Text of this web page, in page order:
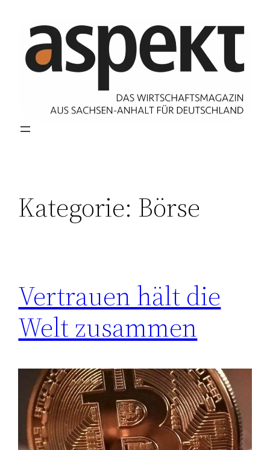
Inhalt
springen
Kategorie: Börse
Vertrauen hält die
Welt zusammen